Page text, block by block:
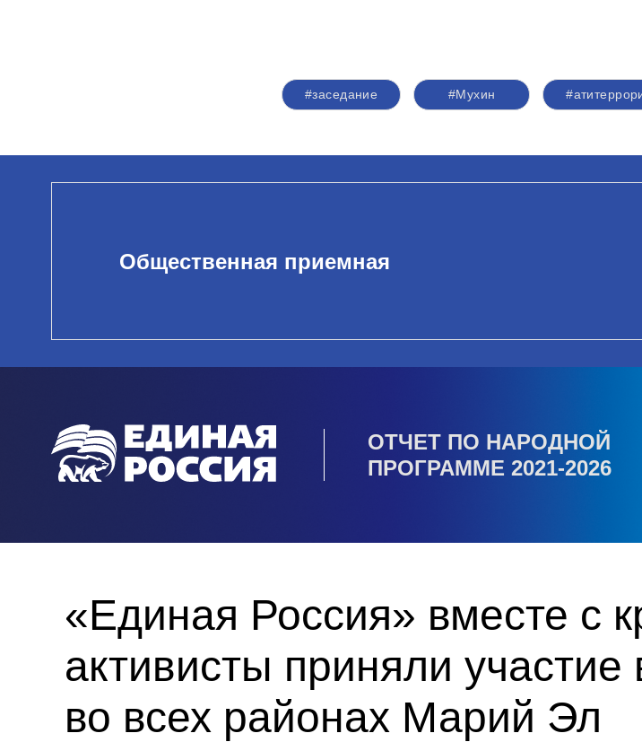
#заседание #Мухин
Общественная приемная
ОТЧЕТ ПО НАРОДНОЙ
ПРОГРАММЕ 2021-2026
«Единая Россия» вместе с
активисты приняли
во всех районах Марий Эл